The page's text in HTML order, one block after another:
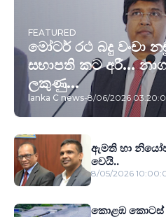
FEATURED
මෝටර් රථ බදු වංචා
සභාපති කට අරී...
ලකුණු...
lanka C news-8/06/2026
ඇමති හා
වෙයි..
8/05/2026
කොළඹ කොටස්